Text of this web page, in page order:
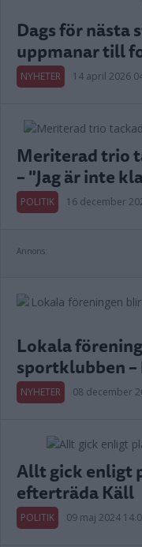
Dags för nästa
uppmanar till
NYHETER 14 april 2026
Meriterad trio
– "Jag är inte
POLITIK 16 december
Annons:
Lokala
sportklubben
NYHETER 08 december
Allt gick enligt
efterträda Käll
POLITIK 09 maj 2024